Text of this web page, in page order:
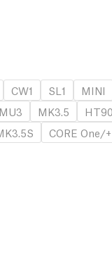
CW1 SL1 MINI
MK3.5 HT90
CORE One/+